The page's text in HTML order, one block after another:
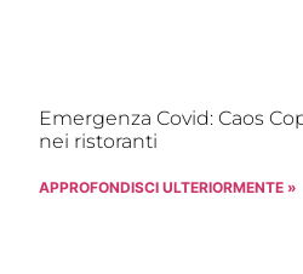
Emergenza Covid: Caos
nei ristoranti
APPROFONDISCI ULTERIORMENTE »